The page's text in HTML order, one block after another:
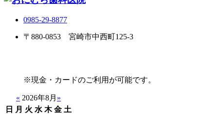
0985-29-8877
〒880-0853 宮崎市中西町125-3
※現金・カードのご利用が可能です。
« 2026年8月 »
日
月 火 水 木 金 土